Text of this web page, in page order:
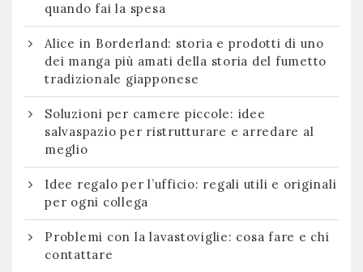
quando fai la spesa
Alice in Borderland: storia e prodotti di uno
dei manga più amati della storia del fumetto
tradizionale giapponese
Soluzioni per camere piccole: idee
salvaspazio per ristrutturare e arredare al
meglio
Idee regalo per l’ufficio: regali utili e originali
per ogni collega
Problemi con la lavastoviglie: cosa fare e chi
contattare